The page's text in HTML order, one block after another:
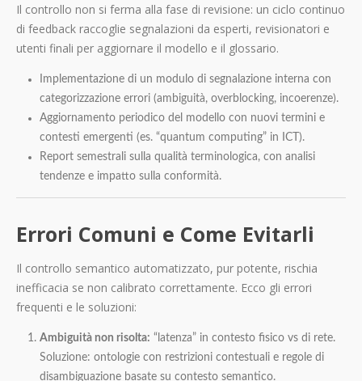
Il controllo non si ferma alla fase di revisione: un ciclo continuo
di feedback raccoglie segnalazioni da esperti, revisionatori e
utenti finali per aggiornare il modello e il glossario.
Implementazione di un modulo di segnalazione interna con
categorizzazione errori (ambiguità, overblocking, incoerenze).
Aggiornamento periodico del modello con nuovi termini e
contesti emergenti (es. “quantum computing” in ICT).
Report semestrali sulla qualità terminologica, con analisi
tendenze e impatto sulla conformità.
Errori Comuni e Come Evitarli
Il controllo semantico automatizzato, pur potente, rischia
inefficacia se non calibrato correttamente. Ecco gli errori
frequenti e le soluzioni:
Ambiguità non risolta: “latenza” in contesto fisico vs di rete.
Soluzione: ontologie con restrizioni contestuali e regole di
disambiguazione basate su contesto semantico.